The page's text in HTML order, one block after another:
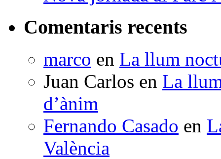
Comentaris recents
marco en La llum
Juan Carlos en La
d’ànim
Fernando Casado en
València